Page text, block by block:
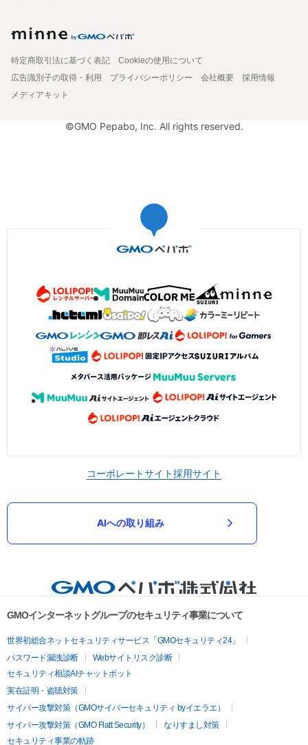
特定商取引法に基づく表記
Cookieの使用について
広告識別子の取得・利用
プライバシーポリシー 会社概要
採用情報
メディアキット
©GMO Pepabo, Inc. All rights reserved.
コーポレートサイト採用サイト
AIへの取り組み
GMOインターネットグループのセキュリティ事業について
世界初総合ネットセキュリティサービス「GMOセキュリティ24」
パスワード漏洩診断
Webサイトリスク診断
セキュリティ相談AIチャットボット
実在証明・盗聴対策
サイバー攻撃対策（GMOサイバーセキュリティ byイエラエ）
サイバー攻撃対策（GMO Flatt Security）
なりすまし対策
セキュリティ事業の軌跡